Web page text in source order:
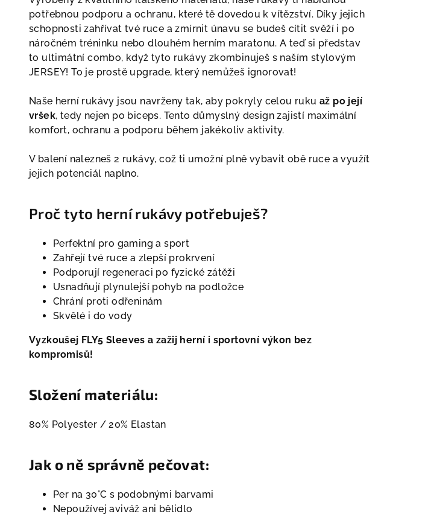
potřebnou podporu a ochranu, které tě dovedou k vítězství. Díky jejich
schopnosti zahřívat tvé ruce a zmírnit únavu se budeš cítit svěží i po
náročném tréninku nebo dlouhém herním maratonu. A teď si představ
to ultimátní combo, když tyto rukávy zkombinuješ s naším stylovým
JERSEY! To je prostě upgrade, který nemůžeš ignorovat!
Naše herní rukávy jsou navrženy tak, aby pokryly celou ruku až po její
vršek, tedy nejen po biceps. Tento důmyslný design zajistí maximální
komfort, ochranu a podporu během jakékoliv aktivity.
V balení nalezneš 2 rukávy, což ti umožní plně vybavit obě ruce a využít
jejich potenciál naplno.
Proč tyto herní rukávy potřebuješ?
Perfektní pro gaming a sport
Zahřejí tvé ruce a zlepší prokrvení
Podporují regeneraci po fyzické zátěži
Usnadňují plynulejší pohyb na podložce
Chrání proti odřeninám
Skvělé i do vody
Vyzkoušej FLY5 Sleeves a zažij herní i sportovní výkon bez
kompromisů!
Složení materiálu:
80% Polyester / 20% Elastan
Jak o ně správně pečovat:
Per na 30°C s podobnými barvami
Nepoužívej aviváž ani bělidlo